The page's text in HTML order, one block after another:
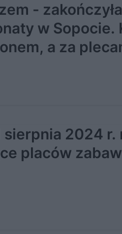
-
w Sopocie.
a za
sierpnia 2024 r.
placów